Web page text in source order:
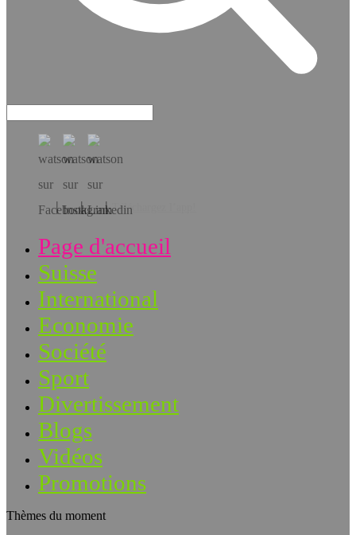
Téléchargez l’app!
Page d'accueil
Suisse
International
Economie
Société
Sport
Divertissement
Blogs
Vidéos
Promotions
Thèmes du moment